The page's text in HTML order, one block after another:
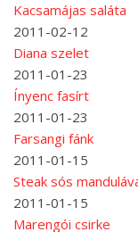
Kacsamájas saláta
2011-02-12
Diana szelet
2011-01-23
Ínyenc fasírt
2011-01-23
Farsangi fánk
2011-01-15
Steak sós
2011-01-15
Marengói csirke